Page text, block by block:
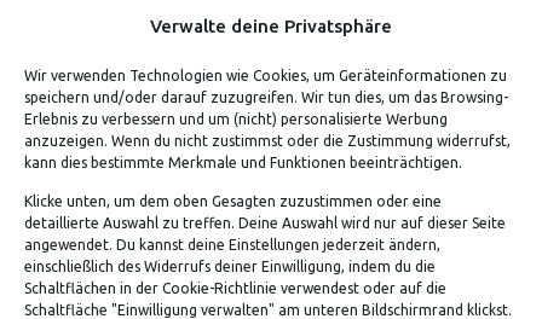
Verwalte deine Privatsphäre
Wir verwenden Technologien wie Cookies, um Geräteinformationen zu
speichern und/oder darauf zuzugreifen. Wir tun dies, um das Browsing-
Erlebnis zu verbessern und um (nicht) personalisierte Werbung
anzuzeigen. Wenn du nicht zustimmst oder die Zustimmung widerrufst,
kann dies bestimmte Merkmale und Funktionen beeinträchtigen.
Klicke unten, um dem oben Gesagten zuzustimmen oder eine
detaillierte Auswahl zu treffen. Deine Auswahl wird nur auf dieser Seite
angewendet. Du kannst deine Einstellungen jederzeit ändern,
einschließlich des Widerrufs deiner Einwilligung, indem du die
Schaltflächen in der Cookie-Richtlinie verwendest oder auf die
Schaltfläche "Einwilligung verwalten" am unteren Bildschirmrand klickst.
ADRESSE
Von Tiling GmbH